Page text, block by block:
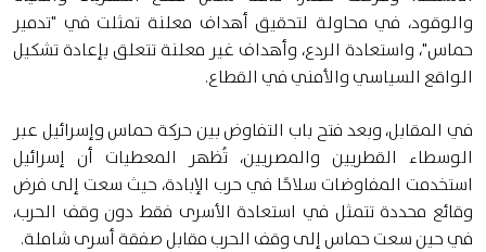
والوقود، في محاولة لتحقيق أهداف معلنة تمثلت في "تدمير
حماس"، واستعادة الردع، وأهداف غير معلنة تتعلق بإعادة تشكيل
الواقع السياسي والأمني في القطاع.
في المقابل، وبعد فتح باب التفاوض بين حركة حماس وإسرائيل عبر
الوسطاء القطريين والمصريين، تُظهر المعطيات أن إسرائيل
استخدمت المفاوضات سلاحًا في حرب الإبادة، حيث سعت إلى فرض
وقائع محددة تتمثل في استعادة الأسرى فقط دون وقف الحرب،
في حين سعت حماس إلى وقف الحرب مقابل صفقة أسرى شاملة.